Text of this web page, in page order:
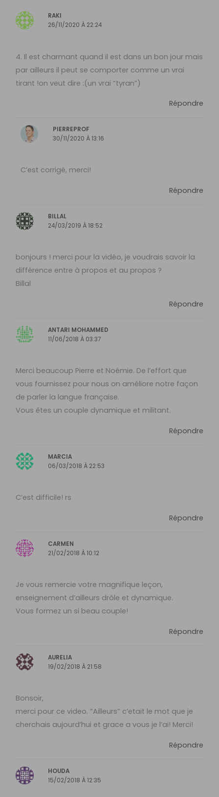
RAKI
26/11/2020 À 22:24
4. Il est charmant quand il est dans un bon jour mais
par ailleurs il peut se comporter comme un vrai
tirant !on veut dire :(un vrai “tyran”)
Répondre
PIERREPROF
30/11/2020 À 13:16
C’est corrigé, merci!
Répondre
BILLAL
24/03/2019 À 18:52
bonjours ! merci pour la vidéo, je voudrais savoir la
différence entre à propos et au propos ?
Billal
Répondre
ANTARI MOHAMMED
11/06/2018 À 03:37
Merci beaucoup Pierre et Noémie. De l’effort que
vous fournissez pour nous on améliore notre façon
de parler la langue française.
Vous êtes un couple dynamique et militant.
Répondre
MARCIA
06/03/2018 À 22:53
C’est difficile! rs
Répondre
CARMEN
21/02/2018 À 10:12
Je vous remercie votre magnifique leçon,
enseignement d’ailleurs drôle et dynamique.
Vous formez un si beau couple!
Répondre
AURELIA
19/02/2018 À 21:58
Bonsoir,
merci pour ce video. “Ailleurs” c’etait le mot que je
cherchais aujourd’hui et grace a vous je l’ai! Merci!
Répondre
HOUDA
15/02/2018 À 12:35